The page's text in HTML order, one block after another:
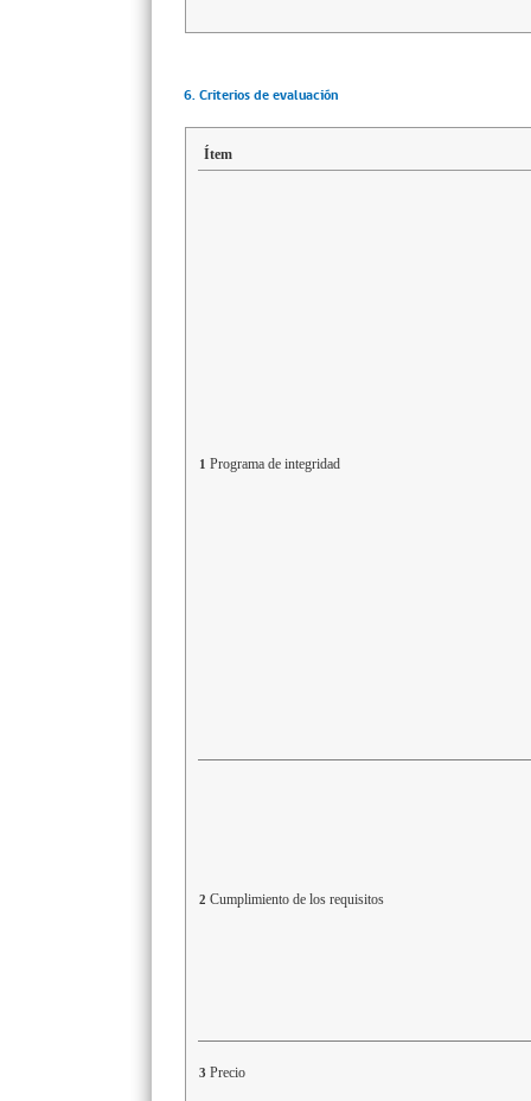
6. Criterios de evaluación
Ítem
1 Programa de integridad
2 Cumplimiento de los requisitos
3 Precio